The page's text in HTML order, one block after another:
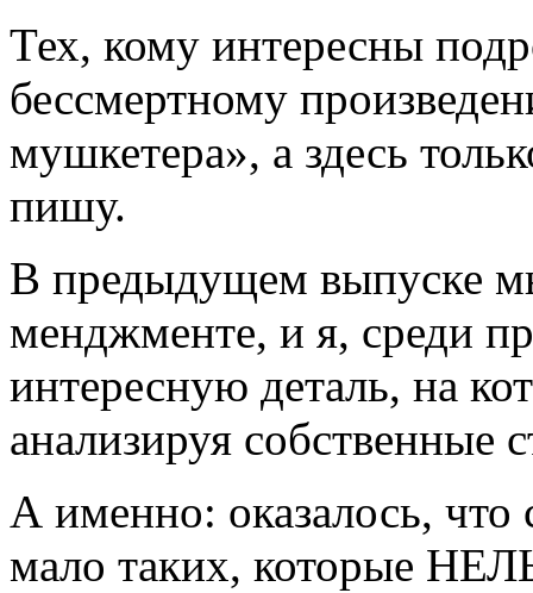
Тех, кому интересны
бессмертному
мушкетера», а здесь
пишу.
В предыдущем выпуске
менджменте, и я, среди
интересную деталь, на
анализируя собственные
А именно: оказалось, что
мало таких, которые